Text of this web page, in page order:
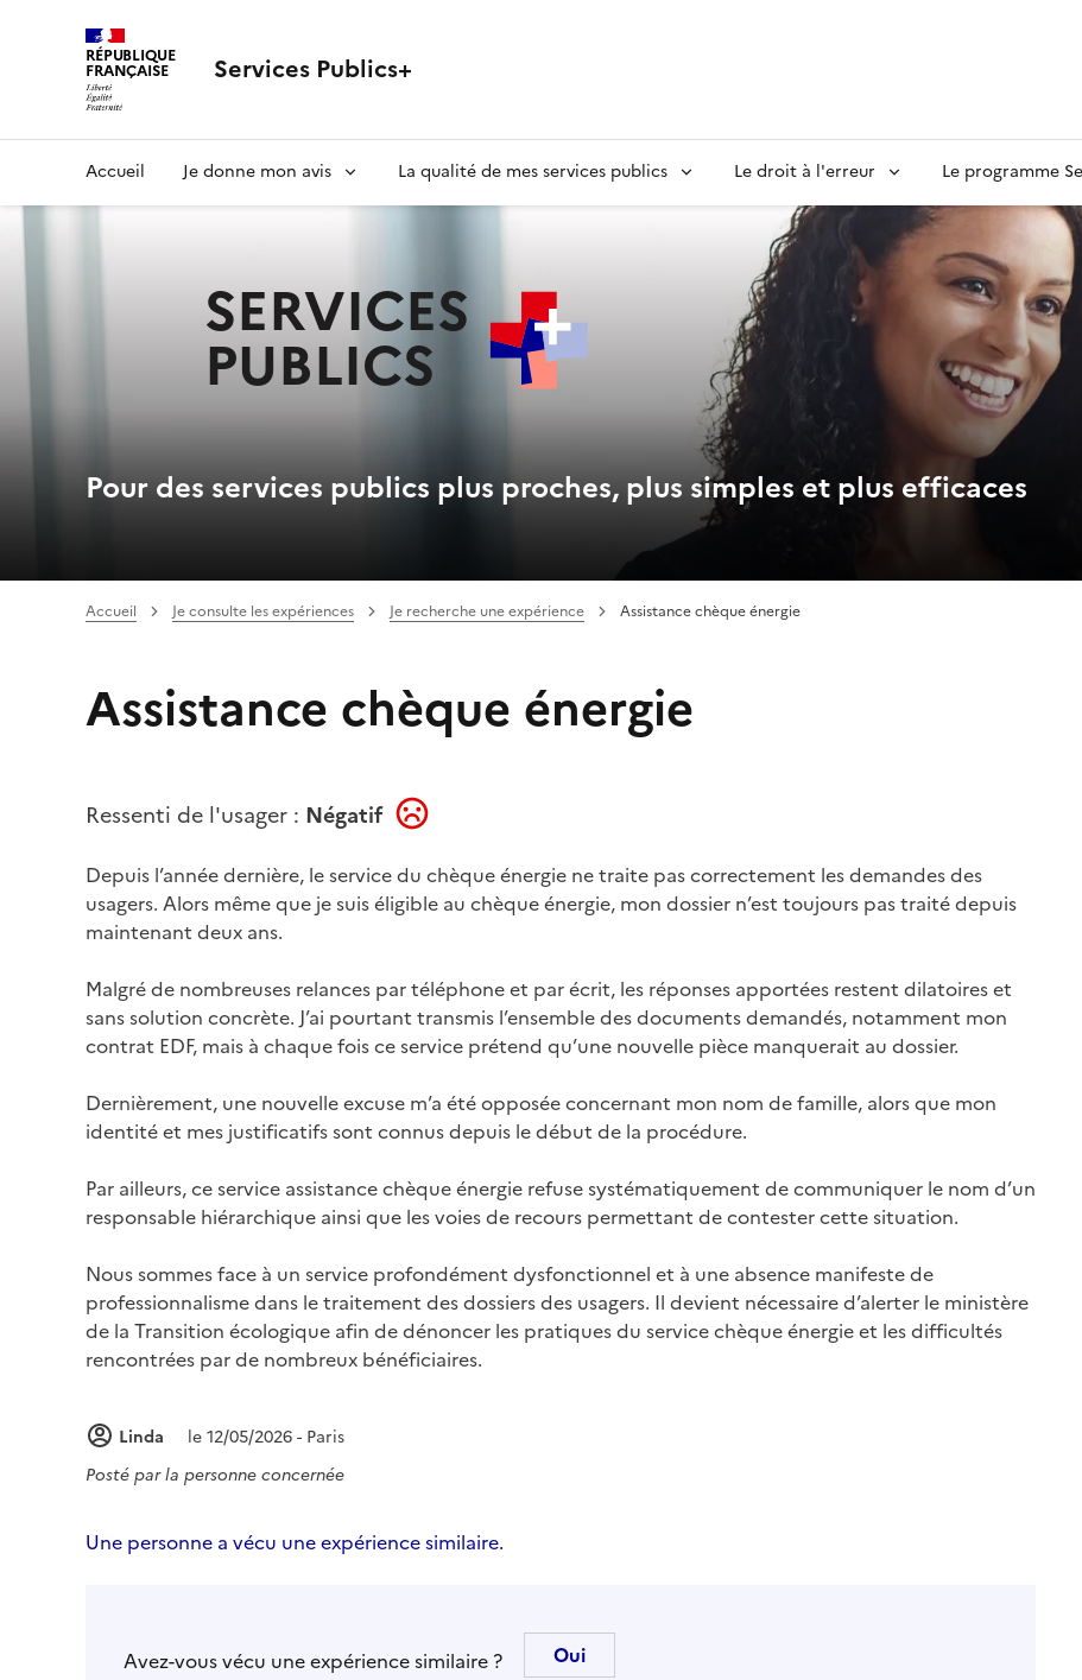
RÉPUBLIQUE
FRANÇAISE Services Publics+
principaleAccueil Je donne mon avis La qualité de mes services publics Le droit à l'erreur Le programme
SERVICES
PUBLICS
Pour des services publics plus proches, plus simples et plus efficaces
Accueil Je consulte les expériences Je recherche une expérience Assistance chèque énergie
Assistance chèque énergie
Ressenti de l'usager : Négatif
Depuis l’année dernière, le service du chèque énergie ne traite pas correctement les demandes des
usagers. Alors même que je suis éligible au chèque énergie, mon dossier n’est toujours pas traité depuis
maintenant deux ans.
Malgré de nombreuses relances par téléphone et par écrit, les réponses apportées restent dilatoires et
sans solution concrète. J’ai pourtant transmis l’ensemble des documents demandés, notamment mon
contrat EDF, mais à chaque fois ce service prétend qu’une nouvelle pièce manquerait au dossier.
Dernièrement, une nouvelle excuse m’a été opposée concernant mon nom de famille, alors que mon
identité et mes justificatifs sont connus depuis le début de la procédure.
Par ailleurs, ce service assistance chèque énergie refuse systématiquement de communiquer le nom d’un
responsable hiérarchique ainsi que les voies de recours permettant de contester cette situation.
Nous sommes face à un service profondément dysfonctionnel et à une absence manifeste de
professionnalisme dans le traitement des dossiers des usagers. Il devient nécessaire d’alerter le ministère
de la Transition écologique afin de dénoncer les pratiques du service chèque énergie et les difficultés
rencontrées par de nombreux bénéficiaires.
Linda
le 12/05/2026 - Paris
Posté parla personne concernée
Une personne a vécu une expérience similaire.
Avez-vous vécu une expérience similaire ?